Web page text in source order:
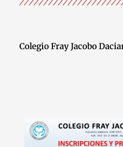
Colegio Fray Jacobo